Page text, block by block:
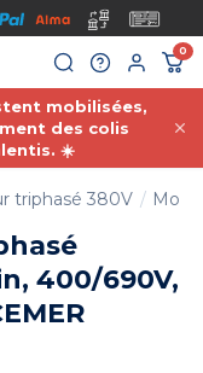
0
mobilisées,
des colis
☀️
triphasé 380V
400/690V,